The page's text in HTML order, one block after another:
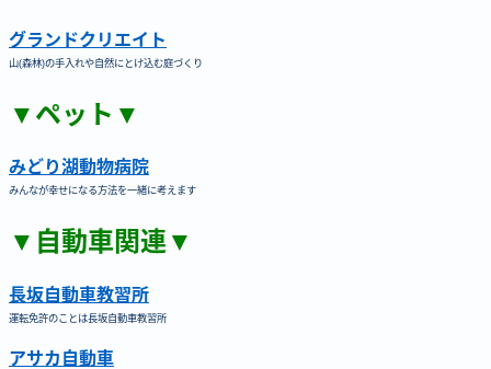
グランドクリエイト
山(森林)の手入れや自然にとけ込む庭づくり
▼ペット▼
みどり湖動物病院
みんなが幸せになる方法を一緒に考えます
▼自動車関連▼
長坂自動車教習所
運転免許のことは長坂自動車教習所
アサカ自動車